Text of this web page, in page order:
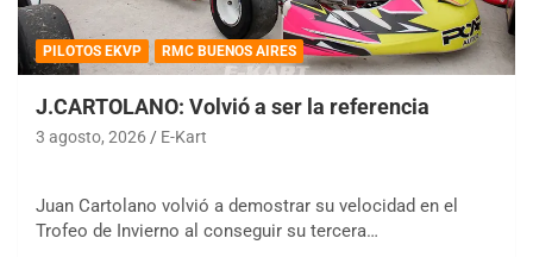
PILOTOS EKVP RMC BUENOS AIRES
J.CARTOLANO: Volvió a ser la referencia
3 agosto, 2026 E-Kart
Juan Cartolano volvió a demostrar su velocidad en el
Trofeo de Invierno al conseguir su tercera…